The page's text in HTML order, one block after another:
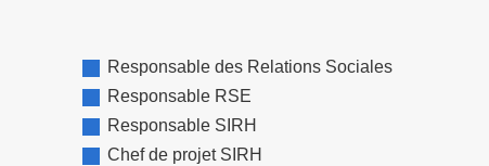
Responsable des Relations Sociales
Responsable RSE
Responsable SIRH
Chef de projet SIRH